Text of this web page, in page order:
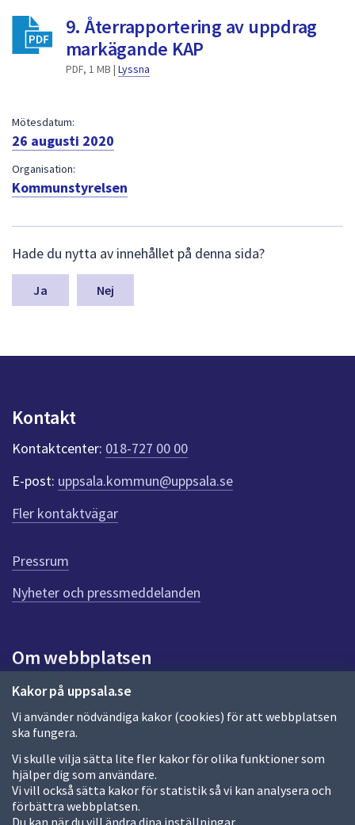
för
Kakor på uppsala.se
Vi använder nödvändiga kakor (cookies) för att webbplatsen
ska fungera.
Vi skulle vilja sätta lite fler kakor för olika funktioner som
hjälper dig som användare.
Vi vill också sätta kakor för statistik så vi kan analysera och
förbättra webbplatsen.
Du kan när du vill ändra dina inställningar.
9. Återrapportering av uppdrag
markägande KAP
PDF, 1 MB | Lyssna
Mötesdatum:
26 augusti 2020
Organisation:
Kommunstyrelsen
ä
m
a
n
k
t
e
r
f
ö
r
e
n
n
a
d
a
Hade du nytta av innehållet på denna sida?
Nej
Kontakt
Kontaktcenter: 018-727 00 00
E-post: uppsala.kommun@uppsala.se
Fler kontaktvägar
Pressrum
Nyheter och pressmeddelanden
Om webbplatsen
Om webbplatsen
Allmänna handlingar och diarium
Behandling av personuppgifter
Kakor
Språk (other languages)